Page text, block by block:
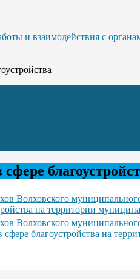
и взаимодействия с
Волховского
на территории
Волховского
благоустройства на